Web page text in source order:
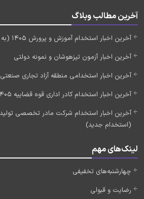
آخرین مطالب وبلاگ
آخرین اخبار استخدام آموزش و پرورش 1405 (به زودی)
آخرین اخبار آزمون تیزهوشان و نمونه دولتی
آخرین اخبار استخدامی منطقه آزاد تجاری صنعتی 1405
آخرین اخبار استخدام کادر اداری قوه قضاییه 1405 (به زودی)
(استخدام جدید)
لینک‌های مهم
چهارشنبه‌های تخفیفی
رضایت و قبولی